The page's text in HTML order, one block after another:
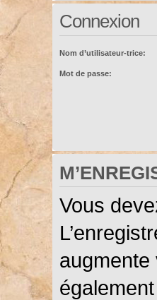
Connexion
Nom d’utilisateur-trice:
Mot de passe:
Vous
augmente